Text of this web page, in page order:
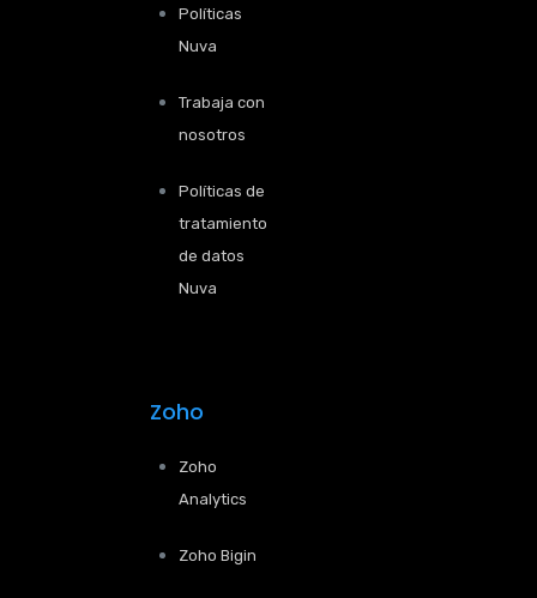
Políticas
Nuva
Trabaja con
nosotros
Políticas de
tratamiento
de datos
Nuva
Zoho
Zoho
Analytics
Zoho Bigin